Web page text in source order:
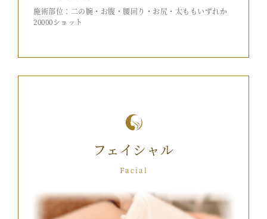
施術部位：二の腕・お腹・腰回り・お尻・太ももいずれか
20000ショット
フェイシャル
Facial